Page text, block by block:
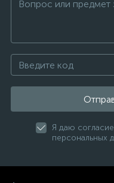
Я даю
персональных